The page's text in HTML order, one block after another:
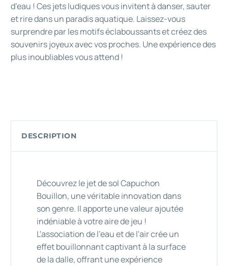
d’eau ! Ces jets ludiques vous invitent à danser, sauter
et rire dans un paradis aquatique. Laissez-vous
surprendre par les motifs éclaboussants et créez des
souvenirs joyeux avec vos proches. Une expérience des
plus inoubliables vous attend !
DESCRIPTION
Découvrez le jet de sol Capuchon
Bouillon, une véritable innovation dans
son genre. Il apporte une valeur ajoutée
indéniable à votre aire de jeu !
L'association de l'eau et de l'air crée un
effet bouillonnant captivant à la surface
de la dalle, offrant une expérience